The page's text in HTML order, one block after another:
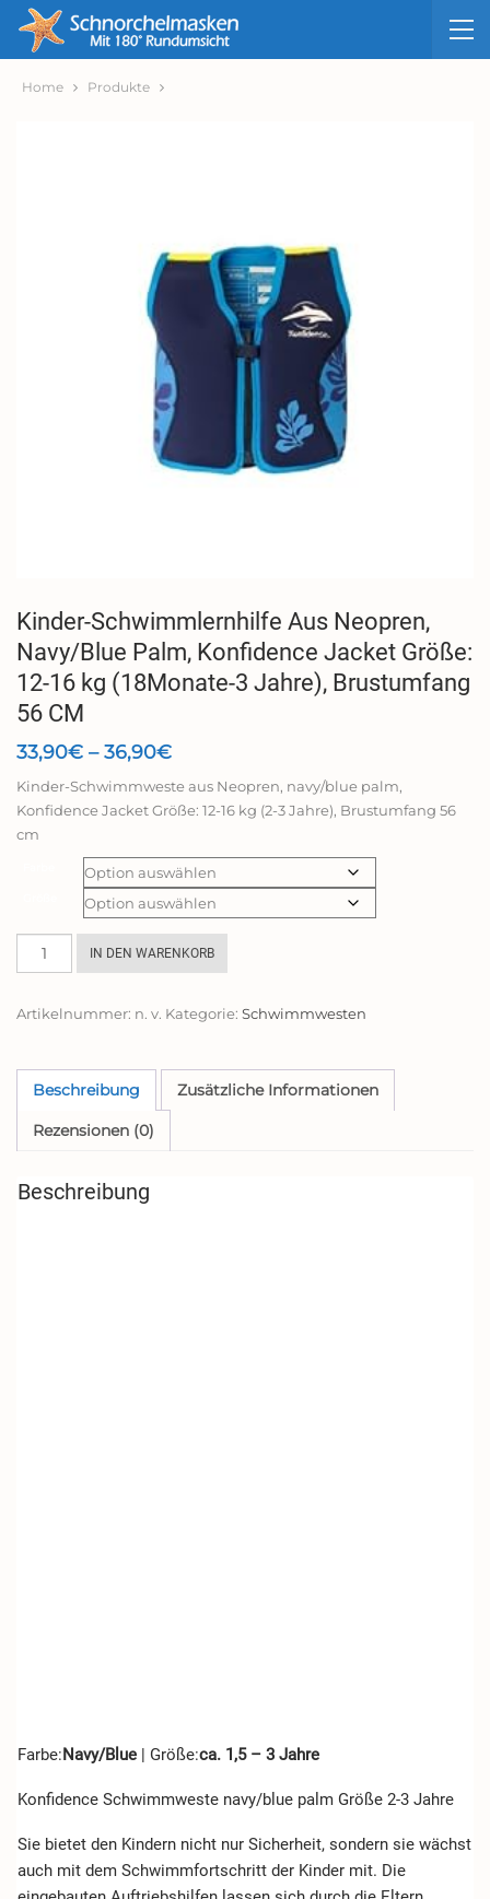
Home Produkte
Kinder-Schwimmlernhilfe Aus Neopren,
Navy/Blue Palm, Konfidence Jacket Größe:
12-16 kg (18Monate-3 Jahre), Brustumfang
56 CM
33,90€ –36,90€Preisspanne:
bis
36,90€
Kinder-Schwimmweste aus Neopren, navy/blue palm,
Konfidence Jacket Größe: 12-16 kg (2-3 Jahre), Brustumfang 56
cm
Kinder-
Schwimmlernhilfe
Neopren,
Konfidence
Größe:
16
IN DEN WARENKORB
Artikelnummer: n. v. Kategorie: Schwimmwesten
Beschreibung Zusätzliche Informationen
Rezensionen (0)
Beschreibung
Farbe:Navy/Blue | Größe:ca. 1,5 – 3 Jahre
Konfidence Schwimmweste navy/blue palm Größe 2-3 Jahre
Sie bietet den Kindern nicht nur Sicherheit, sondern sie wächst
auch mit dem Schwimmfortschritt der Kinder mit. Die